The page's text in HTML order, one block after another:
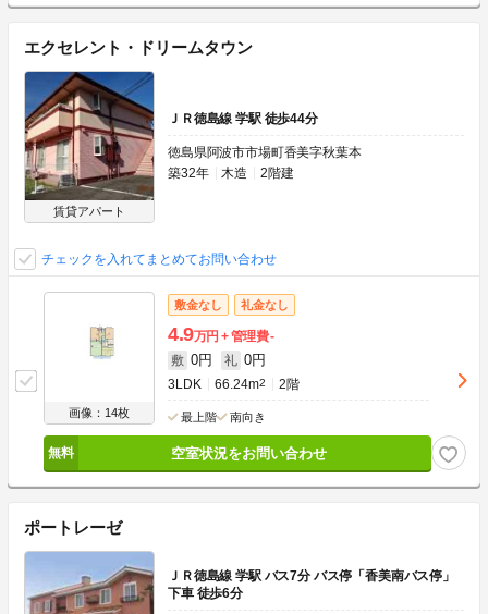
エクセレント・ドリームタウン
賃貸アパート
ＪＲ徳島線 学駅 徒歩44分
徳島県阿波市市場町香美字秋葉本
築32年
木造 2階建
チェックを入れてまとめてお問い合わせ
画像：14枚
敷金なし 礼金なし
4.9万円 管理費-
敷 0円 礼 0円
3LDK 66.24m2 2階
最上階 南向き
空室状況をお問い合わせ
ポートレーゼ
ＪＲ徳島線 学駅 バス7分 バス停「香美南バス停」
下車 徒歩6分